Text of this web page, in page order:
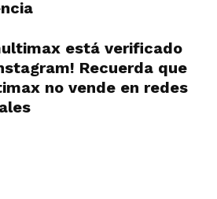
está verificado
Recuerda que
no vende en redes